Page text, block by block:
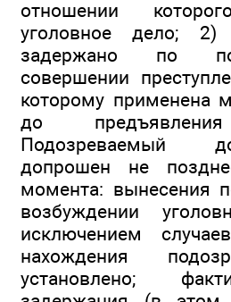
отношении
уголовное дело; 2)
задержано по
совершении
которому применена
до
Подозреваемый
допрошен не
момента: вынесения
возбуждении
исключением
нахождения
установлено;